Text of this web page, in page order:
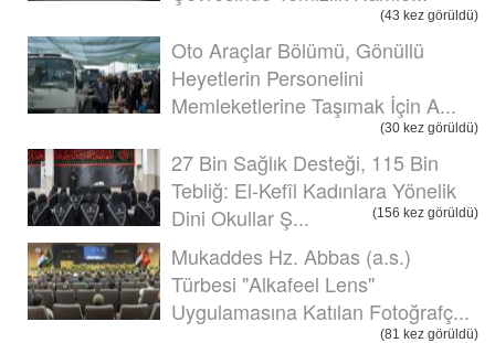
(43 kez görüldü)
Oto Araçlar Bölümü, Gönüllü
Heyetlerin Personelini
Memleketlerine Taşımak İçin A...
(30 kez görüldü)
27 Bin Sağlık Desteği, 115 Bin
Tebliğ: El-Kefîl Kadınlara Yönelik
Dini Okullar Ş...
(156 kez görüldü)
Mukaddes Hz. Abbas (a.s.)
Türbesi "Alkafeel Lens"
Uygulamasına Katılan Fotoğrafç...
(81 kez görüldü)